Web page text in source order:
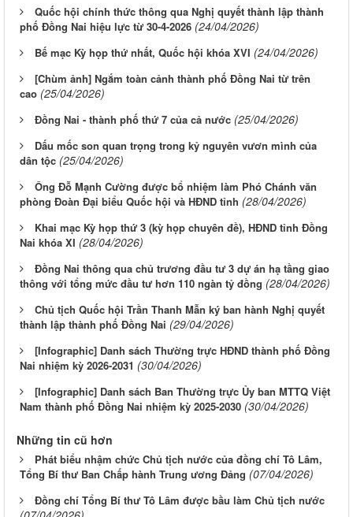
Quốc hội chính thức thông qua Nghị quyết thành lập thành
phố Đồng Nai hiệu lực từ 30-4-2026 (24/04/2026)
Bế mạc Kỳ họp thứ nhất, Quốc hội khóa XVI (24/04/2026)
[Chùm ảnh] Ngắm toàn cảnh thành phố Đồng Nai từ trên
cao (25/04/2026)
Đồng Nai - thành phố thứ 7 của cả nước (25/04/2026)
Dấu mốc son quan trọng trong kỷ nguyên vươn mình của
dân tộc (25/04/2026)
Ông Đỗ Mạnh Cường được bổ nhiệm làm Phó Chánh văn
phòng Đoàn Đại biểu Quốc hội và HĐND tỉnh (28/04/2026)
Khai mạc Kỳ họp thứ 3 (kỳ họp chuyên đề), HĐND tỉnh Đồng
Nai khóa XI (28/04/2026)
Đồng Nai thông qua chủ trương đầu tư 3 dự án hạ tầng giao
thông với tổng mức đầu tư hơn 110 ngàn tỷ đồng (28/04/2026)
Chủ tịch Quốc hội Trần Thanh Mẫn ký ban hành Nghị quyết
thành lập thành phố Đồng Nai (29/04/2026)
[Infographic] Danh sách Thường trực HĐND thành phố Đồng
Nai nhiệm kỳ 2026-2031 (30/04/2026)
[Infographic] Danh sách Ban Thường trực Ủy ban MTTQ Việt
Nam thành phố Đồng Nai nhiệm kỳ 2025-2030 (30/04/2026)
Những tin cũ hơn
Phát biểu nhậm chức Chủ tịch nước của đồng chí Tô Lâm,
Tổng Bí thư Ban Chấp hành Trung ương Đảng (07/04/2026)
Đồng chí Tổng Bí thư Tô Lâm được bầu làm Chủ tịch nước